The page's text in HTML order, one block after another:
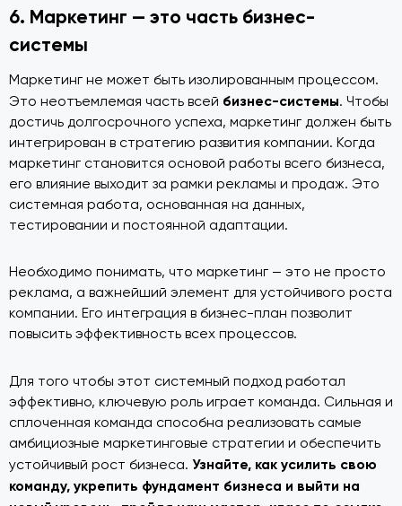
6. Маркетинг — это часть бизнес-
системы
Маркетинг не может быть изолированным процессом.
Это неотъемлемая часть всей бизнес-системы. Чтобы
достичь долгосрочного успеха, маркетинг должен быть
интегрирован в стратегию развития компании. Когда
маркетинг становится основой работы всего бизнеса,
его влияние выходит за рамки рекламы и продаж. Это
системная работа, основанная на данных,
тестировании и постоянной адаптации.
Необходимо понимать, что маркетинг — это не просто
реклама, а важнейший элемент для устойчивого роста
компании. Его интеграция в бизнес-план позволит
повысить эффективность всех процессов.
Для того чтобы этот системный подход работал
эффективно, ключевую роль играет команда. Сильная и
сплоченная команда способна реализовать самые
амбициозные маркетинговые стратегии и обеспечить
устойчивый рост бизнеса. Узнайте, как усилить свою
команду, укрепить фундамент бизнеса и выйти на